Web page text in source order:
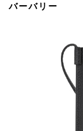
バーバリー